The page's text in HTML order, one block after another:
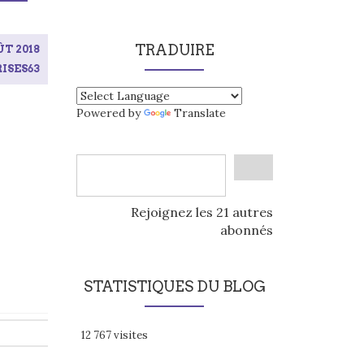
2018
TRADUIRE
Powered by Translate
Rejoignez les 21 autres
abonnés
STATISTIQUES DU BLOG
12 767 visites